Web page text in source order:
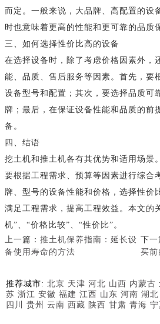
而定。一般来说，大品牌、高配置的设
时也意味着更高的性能和更可靠的品质
三、如何选择性价比高的设备
在选择设备时，除了考虑价格因素外，
能、品质、售后服务等因素。首先，要
设备型号和配置；其次，要选择品质可
牌；最后，在保证设备性能和品质的前
备。
四、结语
挖土机和推土机各有其优势和适用场景
要根据工程需求、预算等因素进行综合
牌、型号的设备性能和价格，选择性价
满足工程需求，提高工程效益。本文的
机”、“价格比较”、“性价比”。
上一篇： 推土机保养指南：延长设
备使用寿命的方法
下一
买前
推荐城市: 北京 天津 河北 山西 内蒙古
苏 浙江 安徽 福建 江西 山东 河南 湖北
四川
贵州 云南 西藏 陕西 甘肃 青海 宁